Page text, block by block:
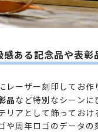
感ある記念品や表彰
レーザー刻印してお作
品など特別なシーンに
リアとして飾っておけ
や周年ロゴのデータの